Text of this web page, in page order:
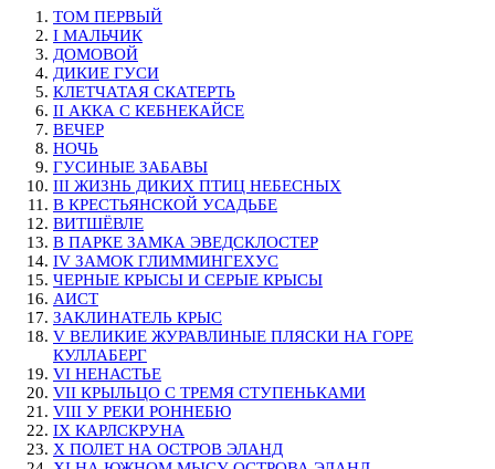
ТОМ ПЕРВЫЙ
I МАЛЬЧИК
ДОМОВОЙ
ДИКИЕ ГУСИ
КЛЕТЧАТАЯ СКАТЕРТЬ
II АККА С КЕБНЕКАЙСЕ
ВЕЧЕР
НОЧЬ
ГУСИНЫЕ ЗАБАВЫ
III ЖИЗНЬ ДИКИХ ПТИЦ НЕБЕСНЫХ
В КРЕСТЬЯНСКОЙ УСАДЬБЕ
ВИТШЁВЛЕ
В ПАРКЕ ЗАМКА ЭВЕДСКЛОСТЕР
IV ЗАМОК ГЛИММИНГЕХУС
ЧЕРНЫЕ КРЫСЫ И СЕРЫЕ КРЫСЫ
АИСТ
ЗАКЛИНАТЕЛЬ КРЫС
V ВЕЛИКИЕ ЖУРАВЛИНЫЕ ПЛЯСКИ НА ГОРЕ
КУЛЛАБЕРГ
VI НЕНАСТЬЕ
VII КРЫЛЬЦО С ТРЕМЯ СТУПЕНЬКАМИ
VIII У РЕКИ РОННЕБЮ
IX КАРЛСКРУНА
X ПОЛЕТ НА ОСТРОВ ЭЛАНД